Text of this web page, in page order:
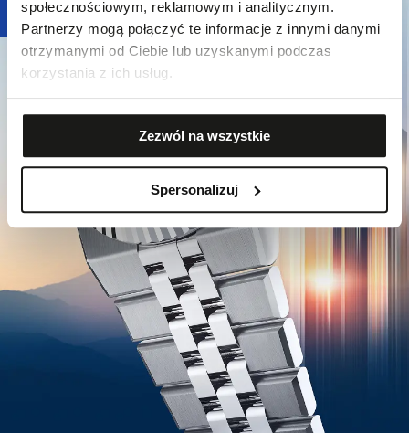
społecznościowym, reklamowym i analitycznym.
Partnerzy mogą połączyć te informacje z innymi danymi
otrzymanymi od Ciebie lub uzyskanymi podczas
korzystania z ich usług.
Zezwól na wszystkie
Spersonalizuj